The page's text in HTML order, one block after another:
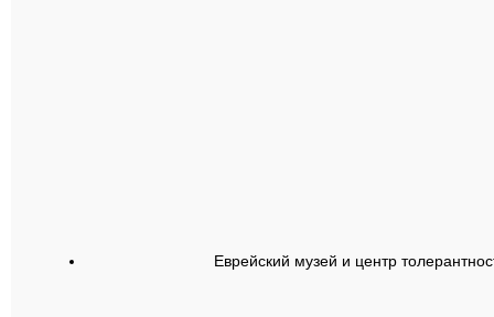
Еврейский музей и центр